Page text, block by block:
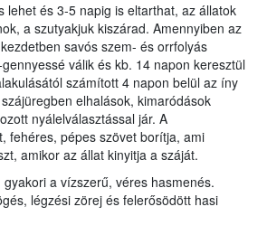
lehet és 3-5 napig is eltarthat, az állatok
a szutyakjuk kiszárad. Amennyiben az
savós szem- és orrfolyás
válik és kb. 14 napon keresztül
számított 4 napon belül az íny
elhalások, kimaródások
nyálelválasztással jár. A
fehéres, pépes szövet borítja, ami
amikor az állat kinyitja a száját.
a vízszerű, véres hasmenés.
légzési zörej és felerősödött hasi